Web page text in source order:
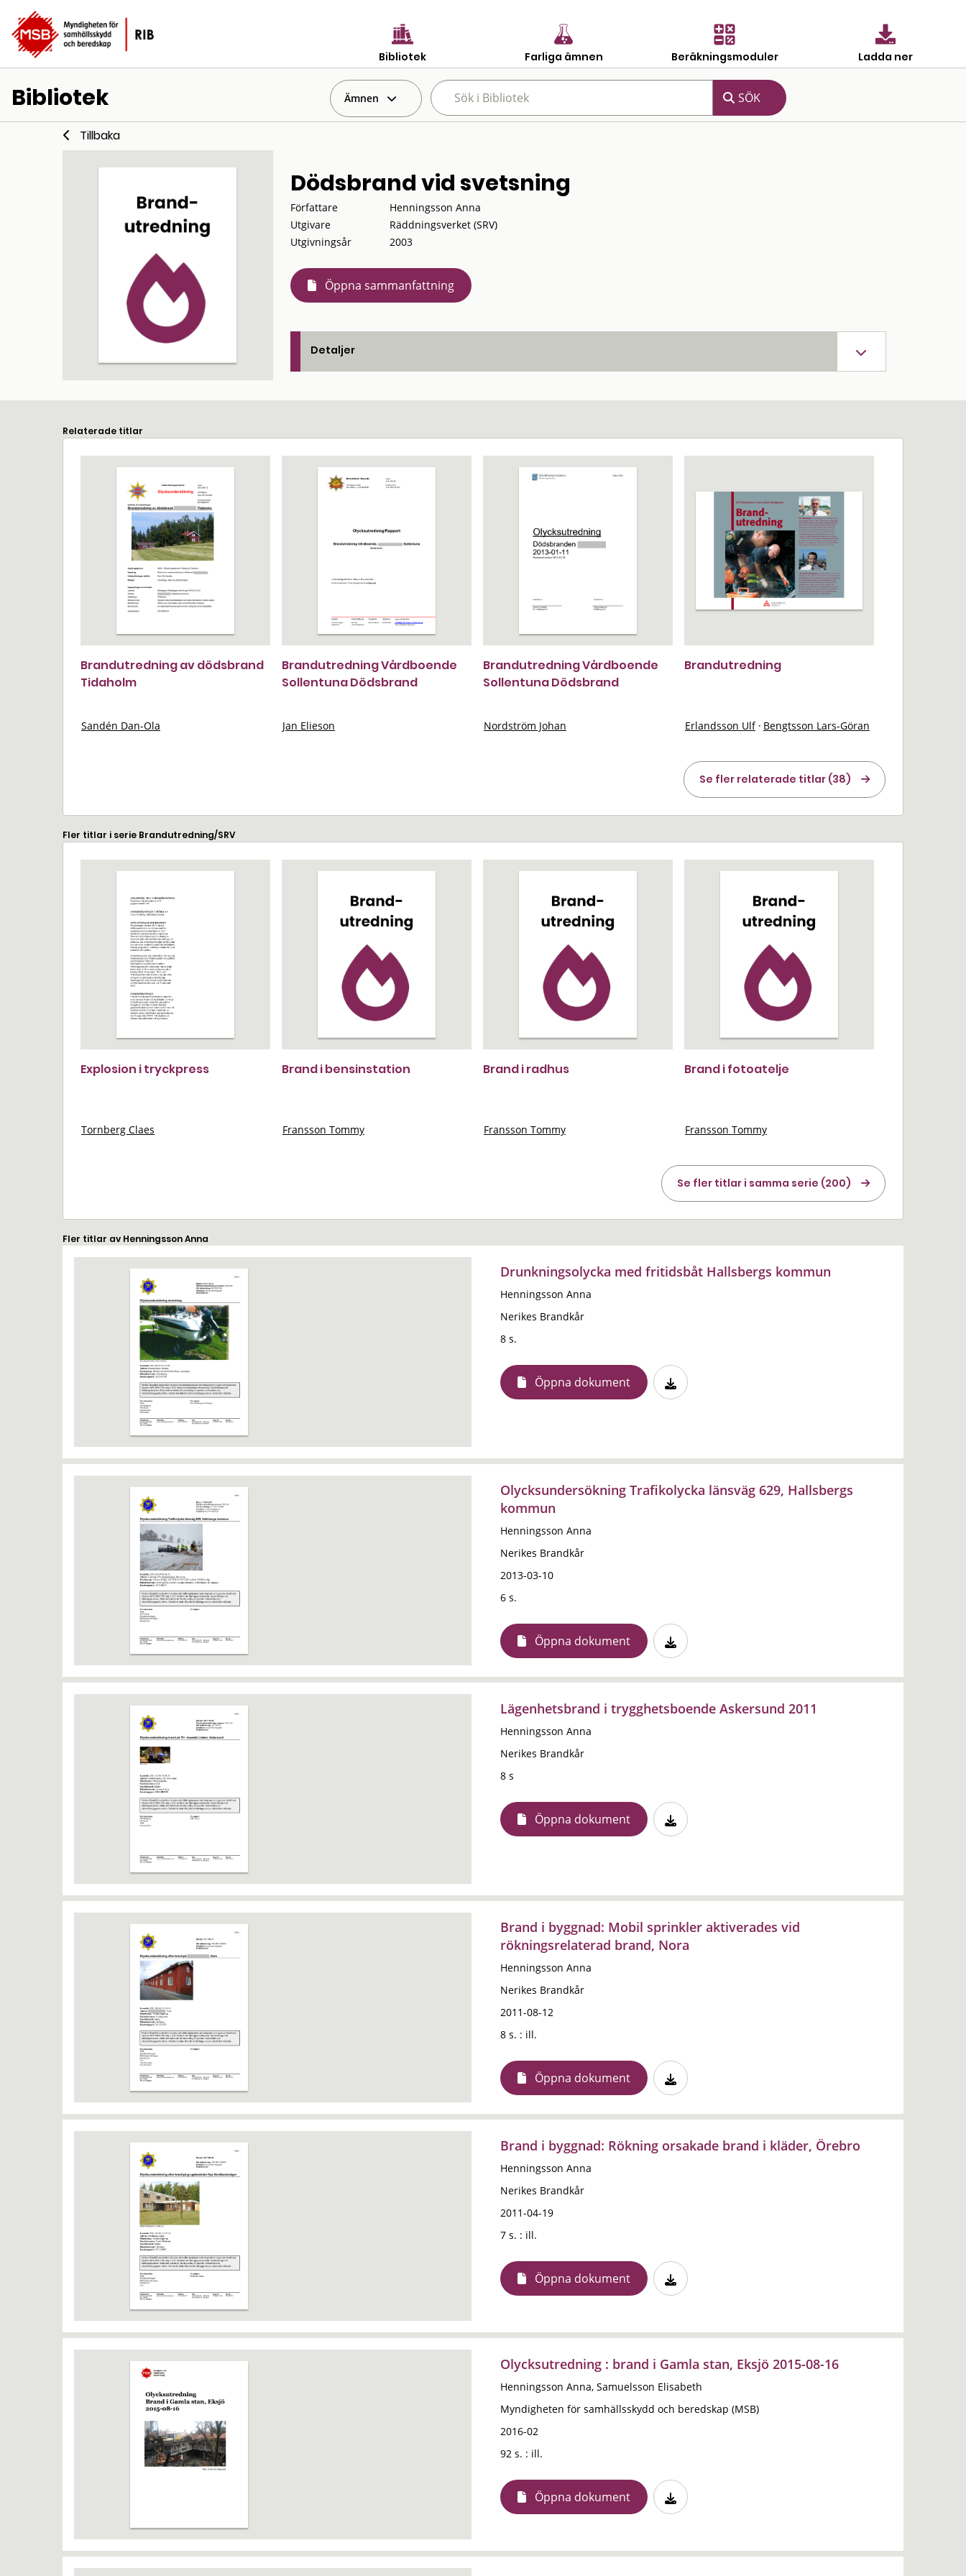
Bibliotek Farliga ämnen Beräkningsmoduler Ladda ner
Bibliotek Ämnen
Tillbaka
Dödsbrand vid svetsning
Författare
Henningsson Anna
Utgivare
Räddningsverket (SRV)
Utgivningsår
2003
Öppna sammanfattning
Detaljer
Relaterade titlar
Brandutredning av dödsbrand
Tidaholm
Sandén Dan-Ola
Brandutredning Vårdboende
Sollentuna Dödsbrand
Jan Elieson
Brandutredning Vårdboende
Sollentuna Dödsbrand
Nordström Johan
Brandutredning
Erlandsson Ulf · Bengtsson Lars-Göran
Se fler relaterade titlar (38)
Fler titlar i serie Brandutredning/SRV
Explosion i tryckpress
Tornberg Claes
Brand i bensinstation
Fransson Tommy
Brand i radhus
Fransson Tommy
Brand i fotoatelje
Fransson Tommy
Se fler titlar i samma serie (200)
Fler titlar av Henningsson Anna
Drunkningsolycka med fritidsbåt Hallsbergs kommun
Henningsson Anna
Nerikes Brandkår
8 s.
Öppna dokument
Olycksundersökning Trafikolycka länsväg 629, Hallsbergs
kommun
Henningsson Anna
Nerikes Brandkår
2013-03-10
6 s.
Öppna dokument
Lägenhetsbrand i trygghetsboende Askersund 2011
Henningsson Anna
Nerikes Brandkår
8 s
Öppna dokument
Brand i byggnad: Mobil sprinkler aktiverades vid
rökningsrelaterad brand, Nora
Henningsson Anna
Nerikes Brandkår
2011-08-12
8 s. : ill.
Öppna dokument
Brand i byggnad: Rökning orsakade brand i kläder, Örebro
Henningsson Anna
Nerikes Brandkår
2011-04-19
7 s. : ill.
Öppna dokument
Olycksutredning : brand i Gamla stan, Eksjö 2015-08-16
Henningsson Anna, Samuelsson Elisabeth
Myndigheten för samhällsskydd och beredskap (MSB)
2016-02
92 s. : ill.
Öppna dokument